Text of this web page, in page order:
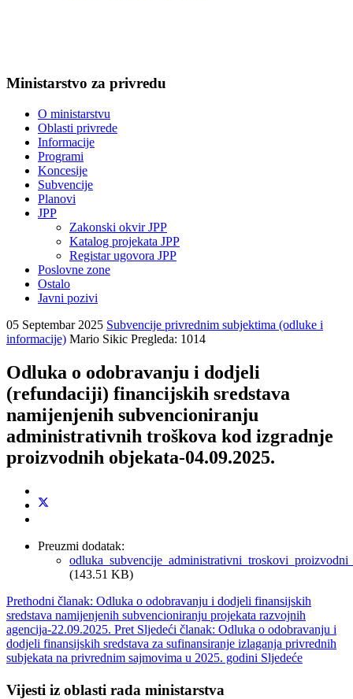
Ministarstvo za privredu
O ministarstvu
Oblasti privrede
Informacije
Programi
Koncesije
Subvencije
Planovi
JPP
Zakonski okvir JPP
Katalog projekata JPP
Registar ugovora JPP
Poslovne zone
Ostalo
Javni pozivi
05 Septembar 2025 Subvencije privrednim subjektima (odluke i
informacije) Mario Sikic Pregleda: 1014
Odluka o odobravanju i dodjeli
(refundaciji) financijskih sredstava
namijenjenih subvencioniranju
administrativnih troškova kod izgradnje
proizvodnih objekata-04.09.2025.
Preuzmi dodatak:
(143.51 KB)
Prethodni članak: Odluka o odobravanju i dodjeli finansijskih
sredstava namijenjenih subvencioniranju projekata razvojnih
agencija-22.09.2025. Pret Sljedeći članak: Odluka o odobravanju i
dodjeli finansijskih sredstava za sufinansiranje izlaganja privrednih
subjekata na privrednim sajmovima u 2025. godini Sljedeće
Vijesti iz oblasti rada ministarstva